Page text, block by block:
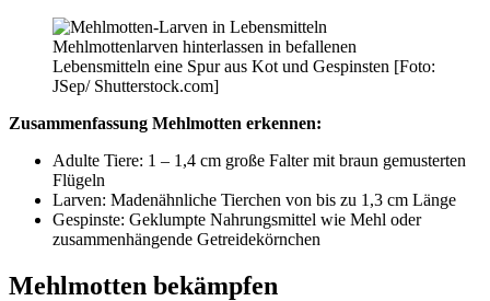
Mehlmottenlarven hinterlassen in befallenen
Lebensmitteln eine Spur aus Kot und Gespinsten [Foto:
JSep/ Shutterstock.com]
Zusammenfassung Mehlmotten erkennen:
Adulte Tiere: 1 – 1,4 cm große Falter mit braun gemusterten
Flügeln
Larven: Madenähnliche Tierchen von bis zu 1,3 cm Länge
Gespinste: Geklumpte Nahrungsmittel wie Mehl oder
zusammenhängende Getreidekörnchen
Mehlmotten bekämpfen